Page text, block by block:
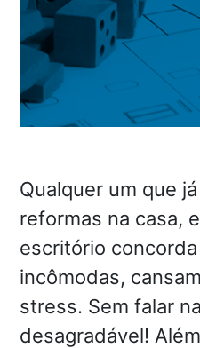
Qualquer um que
reformas na casa,
escritório
incômodas,
stress. Sem falar
desagradável!